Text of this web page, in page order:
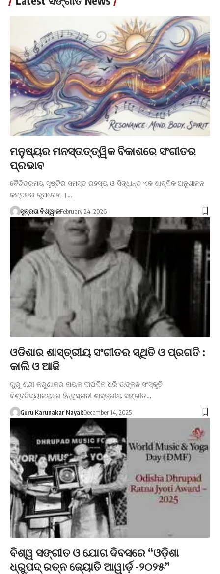
ମନୁଷ୍ୟର ମନସ୍ତାତ୍ତ୍ୱିକ ବିକାଶରେ ସଂଗୀତର
ପ୍ରଭାବ
ବୈଚିତ୍ରମୟ ସୃଷ୍ଟିର ସମସ୍ତ ରହସ୍ୟ ଓ ସିଦ୍ଧାନ୍ତ ଏକ ଶାବ୍ଦିକ ଅନୁଶୀଳନ
କମ୍ପନର ରୂପରେଖ ।…
ସୁବ୍ରତା ବିଶ୍ୱାଳFebruary 24, 2026
ଓଡିଶାର ଶାସ୍ତ୍ରୀୟ ସଂଗୀତର ସ୍ଥିତି ଓ ପ୍ରଗତି :
କାଲି ଓ ଆଜି
ଗୁରୁ ଶ୍ରୀ କରୁଣାକର ନାୟକ ଦୀର୍ଘଦିନ ଧରି ଉତ୍କଳ ସଂସ୍କୃତି
ବିଶ୍ଵବିଦ୍ୟାଳୟରେ ହିନ୍ଦୁସ୍ତାନୀ ଶାସ୍ତ୍ରୀୟ ସଙ୍ଗୀତ…
Guru Karunakar NayakDecember 14, 2025
ବିଶ୍ୱ ସଙ୍ଗୀତ ଓ ଯୋଗ ଦିବସରେ “ଓଡ଼ିଶା
ଧ୍ରୁପଦ୍ ରତ୍ନ ଜ୍ୟୋତି ଆୱାର୍ଡ଼ -୨୦୨୫”